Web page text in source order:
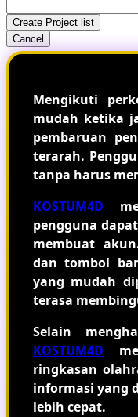
Create Project list
Cancel
Mengikuti
mudah ketika
pembaruan
terarah.
tanpa harus
KOSTUM4D
pengguna
membuat
dan tombol
yang mudah
terasa
Selain
KOSTUM4D
ringkasan
informasi yang
lebih cepat.